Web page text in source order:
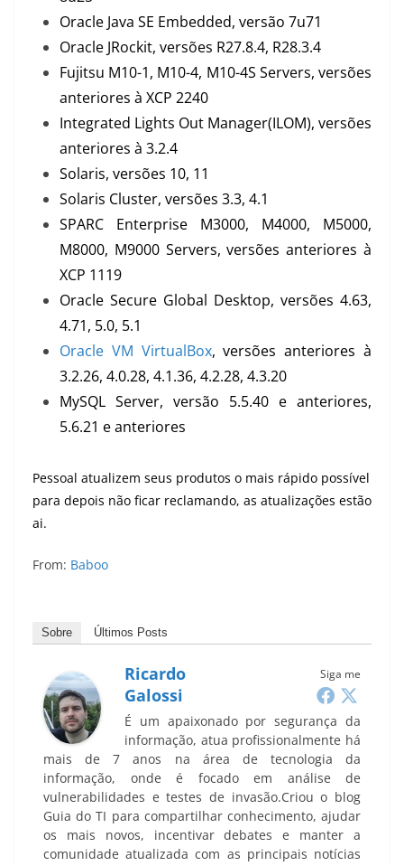
Oracle Java SE Embedded, versão 7u71
Oracle JRockit, versões R27.8.4, R28.3.4
Fujitsu M10-1, M10-4, M10-4S Servers, versões
anteriores à XCP 2240
Integrated Lights Out Manager(ILOM), versões
anteriores à 3.2.4
Solaris, versões 10, 11
Solaris Cluster, versões 3.3, 4.1
SPARC Enterprise M3000, M4000, M5000,
M8000, M9000 Servers, versões anteriores à
XCP 1119
Oracle Secure Global Desktop, versões 4.63,
4.71, 5.0, 5.1
Oracle VM VirtualBox, versões anteriores à
3.2.26, 4.0.28, 4.1.36, 4.2.28, 4.3.20
MySQL Server, versão 5.5.40 e anteriores,
5.6.21 e anteriores
Pessoal atualizem seus produtos o mais rápido possível
para depois não ficar reclamando, as atualizações estão
ai.
From: Baboo
Sobre Últimos Posts
Siga me
Ricardo
Galossi
É um apaixonado por segurança da
informação, atua profissionalmente há
mais de 7 anos na área de tecnologia da
informação, onde é focado em análise de
vulnerabilidades e testes de invasão.Criou o blog
Guia do TI para compartilhar conhecimento, ajudar
os mais novos, incentivar debates e manter a
comunidade atualizada com as principais notícias